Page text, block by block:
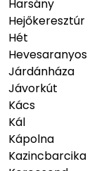
Harsány
Hejőkeresztúr
Hét
Hevesaranyos
Járdánháza
Jávorkút
Kács
Kál
Kápolna
Kazincbarcika